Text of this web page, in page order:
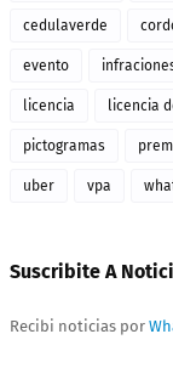
cedulaverde
evento
licencia licencia
pictogramas
uber vpa
Suscribite A
Recibi noticias por